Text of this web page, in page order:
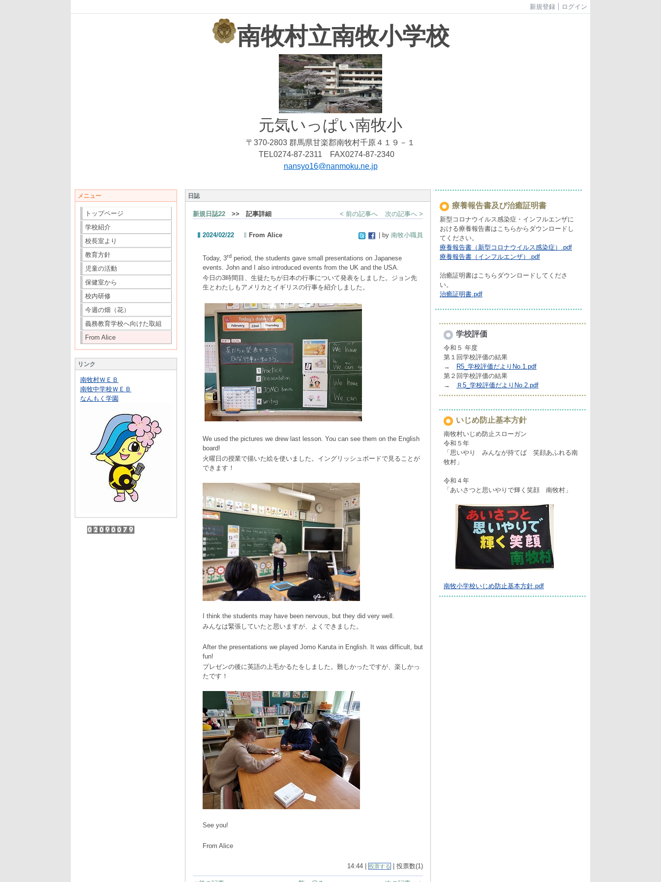
新規登録 ログイン
南牧村立南牧小学校
元気いっぱい南牧小
〒370-2803 群馬県甘楽郡南牧村千原４１９－１
TEL0274-87-2311 FAX0274-87-2340
nansyo16@nanmoku.ne.jp
メニュー
トップページ
学校紹介
校長室より
教育方針
児童の活動
保健室から
校内研修
今週の畑（花）
義務教育学校へ向けた取組
From Alice
リンク
南牧村ＷＥＢ
南牧中学校ＷＥＢ
なんもく学園
日誌
新規日誌22 >> 記事詳細 < 前の記事へ 次の記事へ >
2024/02/22 From Alice | by 南牧小職員
Today, 3rd period, the students gave small presentations on Japanese
events. John and I also introduced events from the UK and the USA.
今日の3時間目、生徒たちが日本の行事について発表をしました。ジョン先
生とわたしもアメリカとイギリスの行事を紹介しました。
We used the pictures we drew last lesson. You can see them on the English
board!
火曜日の授業で描いた絵を使いました。イングリッシュボードで見ることが
できます！
I think the students may have been nervous, but they did very well.
みんなは緊張していたと思いますが、よくできました。
After the presentations we played Jomo Karuta in English. It was difficult, but
fun!
プレゼンの後に英語の上毛かるたをしました。難しかったですが、楽しかっ
たです！
See you!
From Alice
14:44 | 投票する | 投票数(1)
療養報告書及び治癒証明書
新型コロナウイルス感染症・インフルエンザに
おける療養報告書はこちらからダウンロードし
てください。
療養報告書（新型コロナウイルス感染症）.pdf
療養報告書（インフルエンザ）.pdf
治癒証明書はこちらダウンロードしてくださ
い。
治癒証明書.pdf
学校評価
令和５ 年度
第１回学校評価の結果
→
R5_学校評価だよりNo.1.pdf
第２回学校評価の結果
→
Ｒ5_学校評価だよりNo.2.pdf
いじめ防止基本方針
南牧村いじめ防止スローガン
令和５年
「思いやり みんなが持てば 笑顔あふれる南
牧村」
令和４年
「あいさつと思いやりで輝く笑顔 南牧村」
南牧小学校いじめ防止基本方針.pdf